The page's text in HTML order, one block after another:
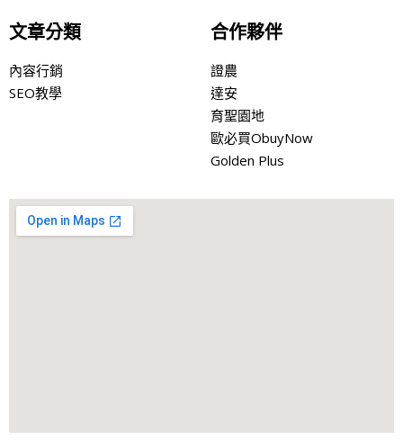
文章分類
內容行銷
SEO教學
合作夥伴
證農
達安
育聖園地
歐必買ObuyNow
Golden Plus